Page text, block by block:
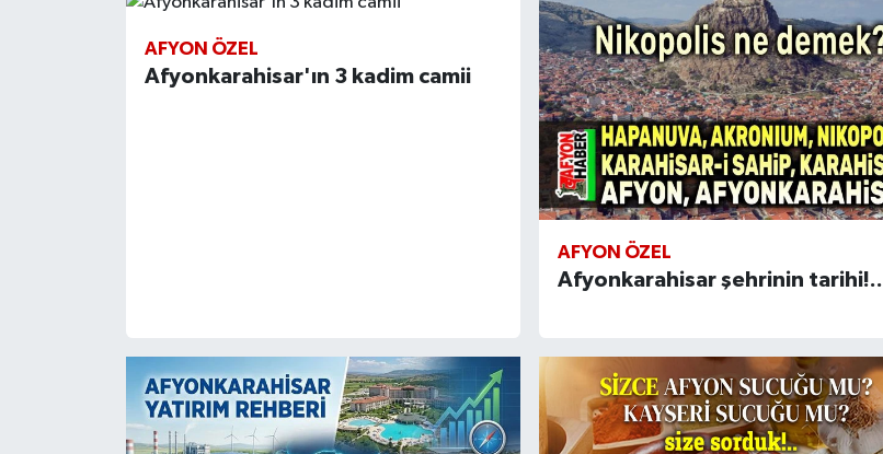
AFYON ÖZEL
Afyonkarahisar'ın 3 kadim camii
AFYON ÖZEL
Afyonkarahisar şehrinin tarihi!..